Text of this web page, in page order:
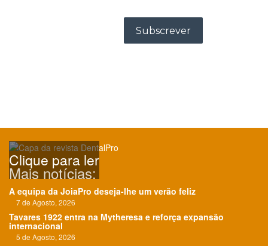
Clique para ler
Mais notícias:
A equipa da JoiaPro deseja-lhe um verão feliz
7 de Agosto, 2026
Tavares 1922 entra na Mytheresa e reforça expansão
internacional
5 de Agosto, 2026